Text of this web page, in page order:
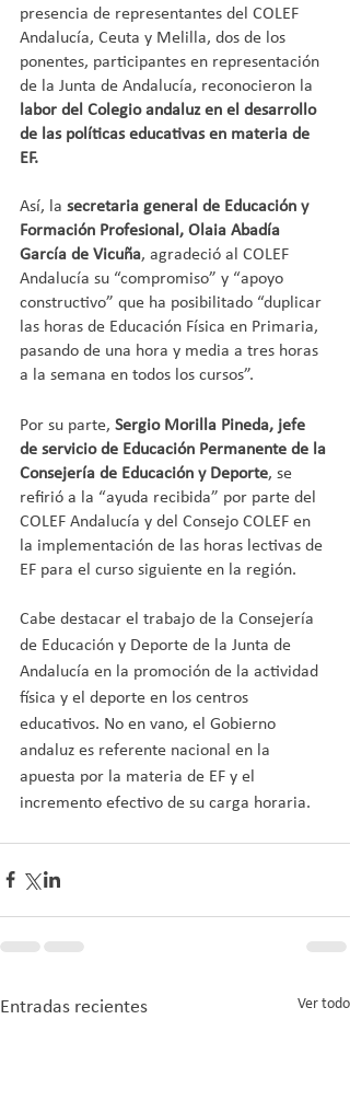
presencia de representantes del COLEF
Andalucía, Ceuta y Melilla, dos de los
ponentes, participantes en representación
de la Junta de Andalucía, reconocieron la
labor del Colegio andaluz en el desarrollo
de las políticas educativas en materia de
EF.
Así, la secretaria general de Educación y
Formación Profesional, Olaia Abadía
García de Vicuña, agradeció al COLEF
Andalucía su “compromiso” y “apoyo
constructivo” que ha posibilitado “duplicar
las horas de Educación Física en Primaria,
pasando de una hora y media a tres horas
a la semana en todos los cursos”.
Por su parte, Sergio Morilla Pineda, jefe
de servicio de Educación Permanente de la
Consejería de Educación y Deporte, se
refirió a la “ayuda recibida” por parte del
COLEF Andalucía y del Consejo COLEF en
la implementación de las horas lectivas de
EF para el curso siguiente en la región.
Cabe destacar el trabajo de la Consejería
de Educación y Deporte de la Junta de
Andalucía en la promoción de la actividad
física y el deporte en los centros
educativos. No en vano, el Gobierno
andaluz es referente nacional en la
apuesta por la materia de EF y el
incremento efectivo de su carga horaria.
Entradas recientes Ver todo